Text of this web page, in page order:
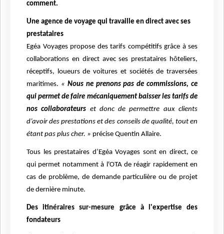
comment.
Une agence de voyage qui travaille en direct avec ses
prestataires
Egéa Voyages propose des tarifs compétitifs grâce à ses
collaborations en direct avec ses prestataires hôteliers,
réceptifs, loueurs de voitures et sociétés de traversées
maritimes. « Nous ne prenons pas de commissions, ce
qui permet de faire mécaniquement baisser les tarifs de
nos collaborateurs et donc de permettre aux clients
d’avoir des prestations et des conseils de qualité, tout en
étant pas plus cher. » précise Quentin Allaire.
Tous les prestataires d’Egéa Voyages sont en direct, ce
qui permet notamment à l'OTA de réagir rapidement en
cas de problème, de demande particulière ou de projet
de dernière minute.
Des itinéraires sur-mesure grâce à l'expertise des
fondateurs